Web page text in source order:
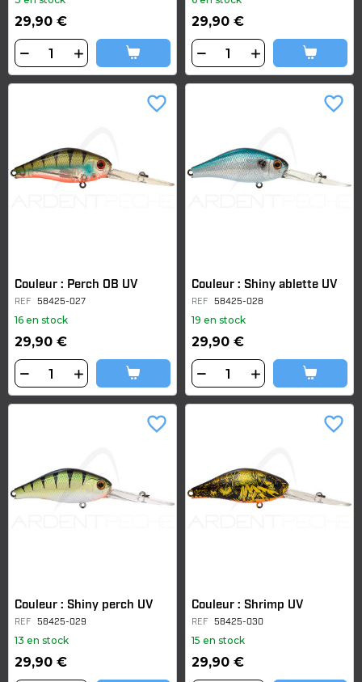
29,90 € 29,90 €
Couleur : Perch OB UV
REF 58425-027
16 en stock
29,90 €
favorite_border
Couleur : Shiny ablette UV
REF 58425-028
19 en stock
29,90 €
favorite_border
Couleur : Shiny perch UV
REF 58425-029
13 en stock
29,90 €
favorite_border
Couleur : Shrimp UV
REF 58425-030
15 en stock
29,90 €
favorite_border